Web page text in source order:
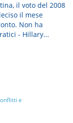
il voto del 2008
il mese
Non ha
- Hillary...
e